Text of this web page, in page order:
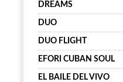
DREAMS
DUO
DUO FLIGHT
EFORI CUBAN SOUL
EL BAILE DEL VIVO